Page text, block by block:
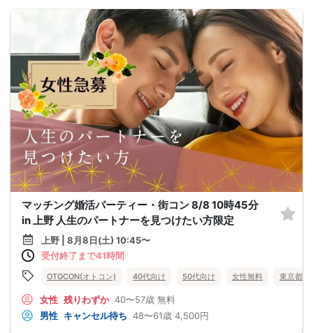
マッチング婚活パーティー・街コン 8/8 10時45分
in 上野 人生のパートナーを見つけたい方限定
上野 | 8月8日(土) 10:45〜
受付終了まで41時間
OTOCON(オトコン) 40代向け 50代向け 女性無料 東京都
女性 残りわずか 40〜57歳 無料
男性 キャンセル待ち 48〜61歳 4,500円